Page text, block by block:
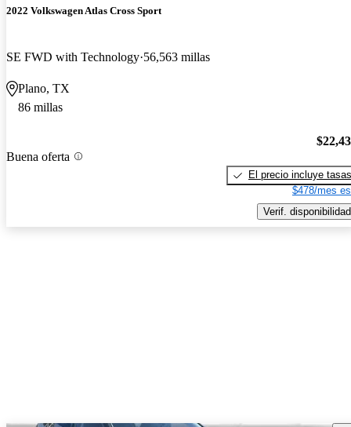
2022 Volkswagen Atlas Cross Sport
SE FWD with Technology 56,563 millas
Plano, TX
86 millas
Buena oferta
El precio incluye tasas
$478/mes
Verif. disponibilidad